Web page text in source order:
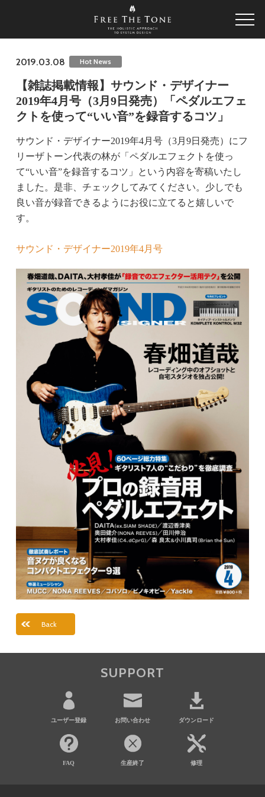
2019.03.08 Hot News
【雑誌掲載情報】サウンド・デザイナー
2019年4月号（3月9日発売）「ペダルエフェ
クトを使って“いい音”を録音するコツ」
サウンド・デザイナー2019年4月号（3月9日発売）にフ
リーザトーン代表の林が「ペダルエフェクトを使っ
て“いい音”を録音するコツ」という内容を寄稿いたし
ました。是非、チェックしてみてください。少しでも
良い音が録音できるようにお役に立てると嬉しいで
す。
サウンド・デザイナー2019年4月号
Back
SUPPORT
ユーザー登録 お問い合わせ ダウンロード
FAQ 生産終了 修理